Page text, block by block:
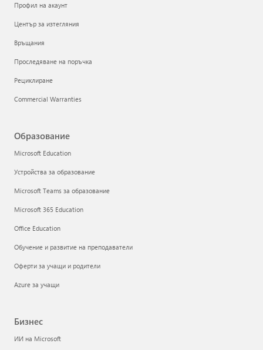
Профил на акаунт
Център за изтегляния
Връщания
Проследяване на поръчка
Рециклиране
Commercial Warranties
Образование
Microsoft Education
Устройства за образование
Microsoft Teams за образование
Microsoft 365 Education
Office Education
Обучение и развитие на преподаватели
Оферти за учащи и родители
Azure за учащи
Бизнес
ИИ на Microsoft